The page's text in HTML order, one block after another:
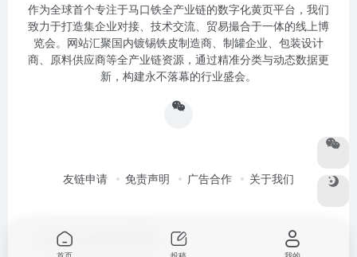
作为全球首个专注于马口铁全产业链的数字化黄页平台，我们
致力于打造集企业对接、技术交流、贸易撮合于一体的线上博
览会。网站汇聚国内镀锡铁皮制造商、制罐企业、包装设计
商、原料供应商等全产业链资源，通过精准分类与动态数据更
新，构建永不落幕的行业盛会。
友链申请 免责声明 广告合作 关于我们
Copyright © 2026